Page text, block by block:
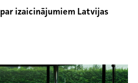
izaicinājumiem Latvijas